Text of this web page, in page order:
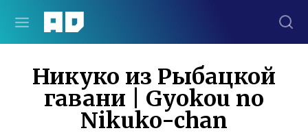
Никуко из Рыбацкой
гавани | Gyokou no
Nikuko-chan